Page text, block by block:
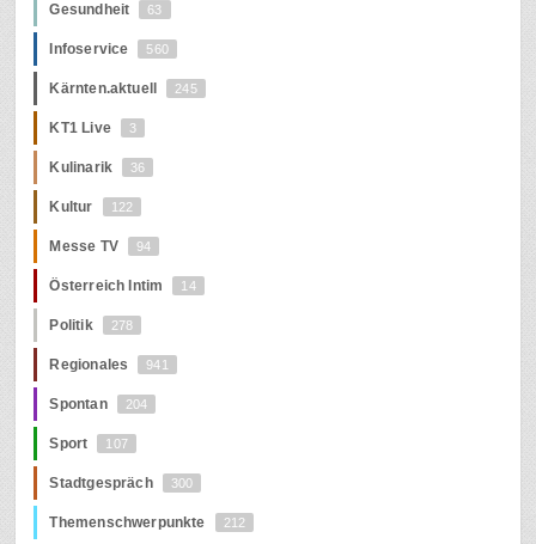
Gesundheit 63
Infoservice 560
Kärnten.aktuell 245
KT1 Live 3
Kulinarik 36
Kultur 122
Messe TV 94
Österreich Intim 14
Politik 278
Regionales 941
Spontan 204
Sport 107
Stadtgespräch 300
Themenschwerpunkte 212